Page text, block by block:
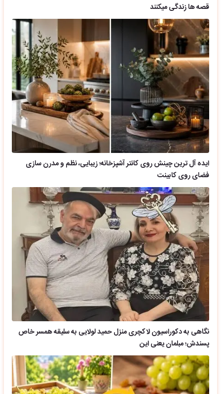
قصه ها زندگی میکنند
ایده آل ترین چینش روی کانتر آشپزخانه؛ زیبایی، نظم و مدرن سازی
فضای روی کابینت
نگاهی به دکوراسیون لاکچری منزل حمید لولایی به سلیقه همسر خاص
پسندش؛ مبلمان یعنی این